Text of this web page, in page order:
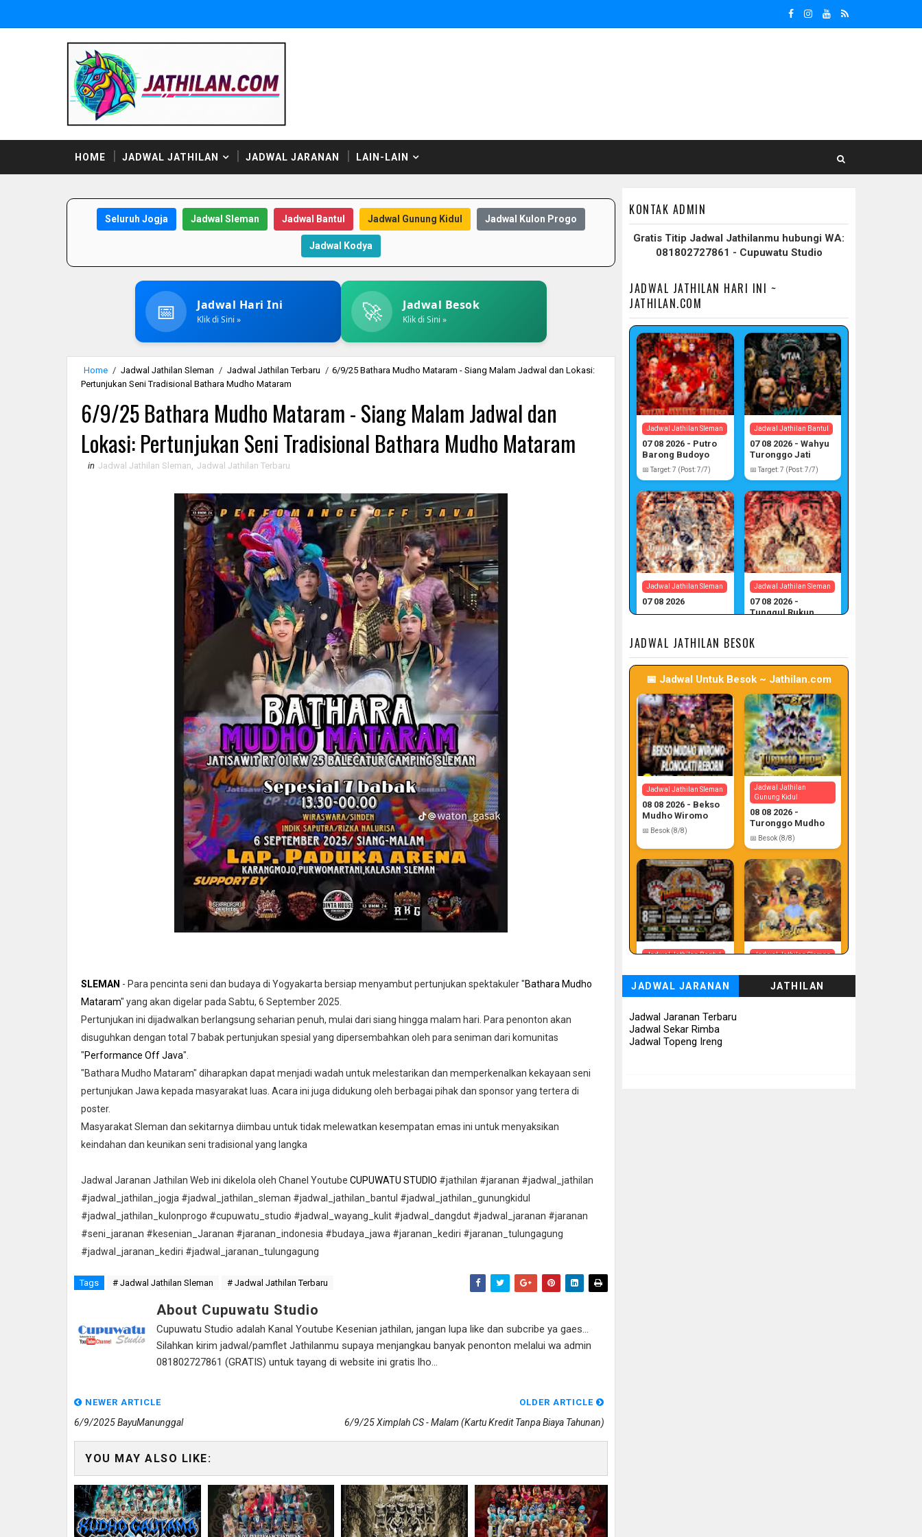
HOME JADWAL JATHILAN JADWAL JARANAN LAIN-LAIN
Seluruh Jogja Jadwal Sleman Jadwal Bantul Jadwal Gunung Kidul Jadwal Kulon Progo
Jadwal Kodya
📅 Jadwal Hari Ini
Klik di Sini » 🚀 Jadwal Besok
Klik di Sini »
Home / Jadwal Jathilan Sleman / Jadwal Jathilan Terbaru / 6/9/25 Bathara Mudho Mataram - Siang Malam Jadwal dan Lokasi:
Pertunjukan Seni Tradisional Bathara Mudho Mataram
6/9/25 Bathara Mudho Mataram - Siang Malam Jadwal dan
Lokasi: Pertunjukan Seni Tradisional Bathara Mudho Mataram
in Jadwal Jathilan Sleman Jadwal Jathilan Terbaru
SLEMAN - Para pencinta seni dan budaya di Yogyakarta bersiap menyambut pertunjukan spektakuler "Bathara Mudho
Mataram" yang akan digelar pada Sabtu, 6 September 2025.
Pertunjukan ini dijadwalkan berlangsung seharian penuh, mulai dari siang hingga malam hari. Para penonton akan
disuguhkan dengan total 7 babak pertunjukan spesial yang dipersembahkan oleh para seniman dari komunitas
"Performance Off Java".
"Bathara Mudho Mataram" diharapkan dapat menjadi wadah untuk melestarikan dan memperkenalkan kekayaan seni
pertunjukan Jawa kepada masyarakat luas. Acara ini juga didukung oleh berbagai pihak dan sponsor yang tertera di
poster.
Masyarakat Sleman dan sekitarnya diimbau untuk tidak melewatkan kesempatan emas ini untuk menyaksikan
keindahan dan keunikan seni tradisional yang langka
Jadwal Jaranan Jathilan Web ini dikelola oleh Chanel Youtube CUPUWATU STUDIO #jathilan #jaranan #jadwal_jathilan
#jadwal_jathilan_jogja #jadwal_jathilan_sleman #jadwal_jathilan_bantul #jadwal_jathilan_gunungkidul
#jadwal_jathilan_kulonprogo #cupuwatu_studio #jadwal_wayang_kulit #jadwal_dangdut #jadwal_jaranan #jaranan
#seni_jaranan #kesenian_Jaranan #jaranan_indonesia #budaya_jawa #jaranan_kediri #jaranan_tulungagung
#jadwal_jaranan_kediri #jadwal_jaranan_tulungagung
Tags # Jadwal Jathilan Sleman # Jadwal Jathilan Terbaru
About Cupuwatu Studio
Cupuwatu Studio adalah Kanal Youtube Kesenian jathilan, jangan lupa like dan subcribe ya gaes...
Silahkan kirim jadwal/pamflet Jathilanmu supaya menjangkau banyak penonton melalui wa admin
081802727861 (GRATIS) untuk tayang di website ini gratis lho...
NEWER ARTICLE
6/9/2025 BayuManunggal
OLDER ARTICLE
6/9/25 Ximplah CS - Malam (kartu Kredit Tanpa Biaya Tahunan)
YOU MAY ALSO LIKE:
KONTAK ADMIN
Gratis Titip Jadwal Jathilanmu hubungi WA:
081802727861 - Cupuwatu Studio
JADWAL JATHILAN HARI INI ~
JATHILAN.COM
Jadwal Jathilan Sleman
07 08 2026 - Putro
Barong Budoyo
📅 Target: 7 (Post: 7/7)
Jadwal Jathilan Bantul
07 08 2026 - Wahyu
Turonggo Jati
Atmojo
📅 Target: 7 (Post: 7/7)
Jadwal Jathilan Sleman
07 08 2026
Jadwal Jathilan Sleman
07 08 2026 -
Tunggul Rukun
JADWAL JATHILAN BESOK
📅 Jadwal Untuk Besok ~ Jathilan.com
Jadwal Jathilan Sleman
08 08 2026 - Bekso
Mudho Wiromo
📅 Besok (8/8)
Jadwal Jathilan
Gunung Kidul
08 08 2026 -
Turonggo Mudho
📅 Besok (8/8)
Jadwal Jathilan Bantul
Budhoyo
📅 Besok (8/8)
Jadwal Jathilan Sleman
Turonggo Mudho
Budoyo
📅 Besok (8/8)
JADWAL JARANAN JATHILAN
Jadwal Jaranan Terbaru
Jadwal Sekar Rimba
Jadwal Topeng Ireng